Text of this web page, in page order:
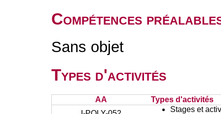
Compétences
Sans objet
Types d'activités
AA
Types d'activités
Stages et